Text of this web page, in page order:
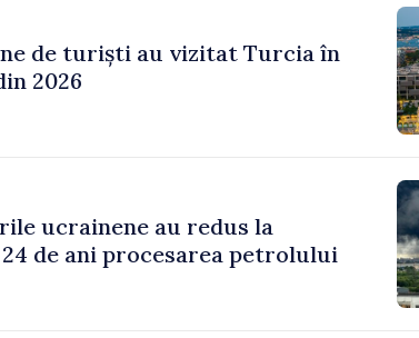
de turiști au vizitat Turcia în
2026
ucrainene au redus la
de ani procesarea petrolului